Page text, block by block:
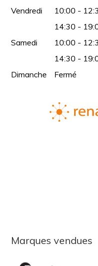
Vendredi
10:00 -
14:30 -
Samedi
10:00 -
14:30 -
Dimanche
Fermé
Marques vendues